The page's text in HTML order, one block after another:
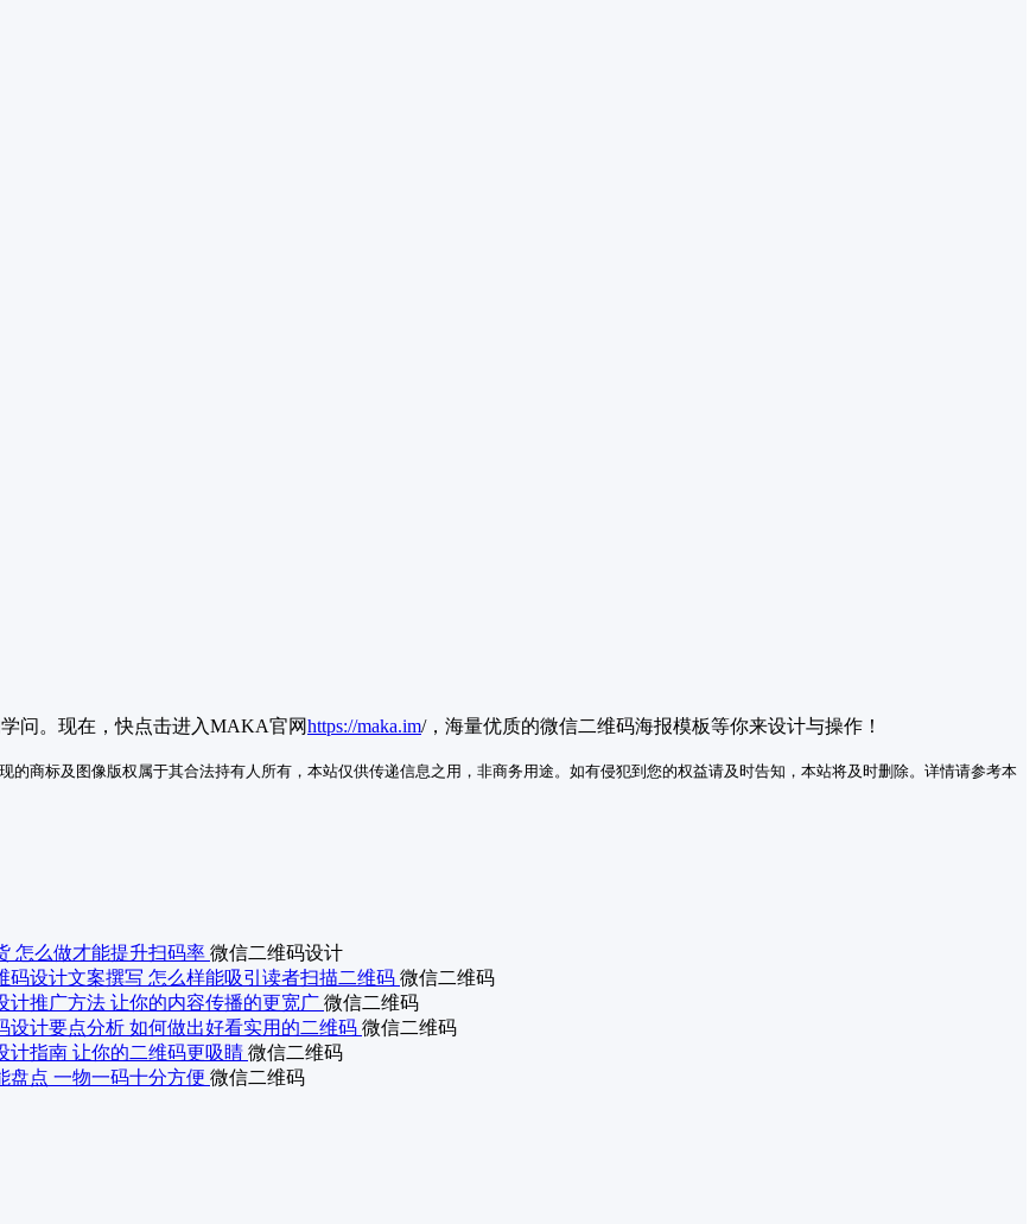
问。现在，快点击进入MAKA官网https://maka.im/，海量优质的微信二维码海报模板等你来设计与操作！
的商标及图像版权属于其合法持有人所有，本站仅供传递信息之用，非商务用途。如有侵犯到您的权益请及时告知，本站将及时删除。详情请参考本
怎么做才能提升扫码率 微信二维码设计
码设计文案撰写 怎么样能吸引读者扫描二维码 微信二维码
计推广方法 让你的内容传播的更宽广 微信二维码
设计要点分析 如何做出好看实用的二维码 微信二维码
计指南 让你的二维码更吸睛 微信二维码
盘点 一物一码十分方便 微信二维码